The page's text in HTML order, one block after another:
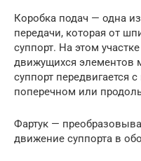
Коробка подач — одна
передачи, которая от
суппорт. На этом
движущихся элементов
суппорт передвигается
поперечном или
Фартук —
движение суппорта в